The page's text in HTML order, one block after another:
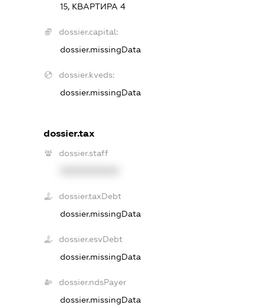
15, КВАРТИРА 4
dossier.capital:
dossier.missingData
dossier.kveds:
dossier.missingData
dossier.tax
dossier.staff
dossier.taxDebt
dossier.missingData
dossier.esvDebt
dossier.missingData
dossier.ndsPayer
dossier.missingData